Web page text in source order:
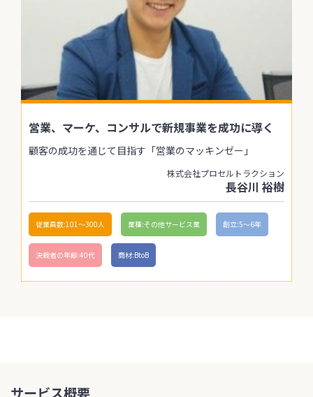
営業、マーケ、コンサルで新規事業を成功に導く
顧客の成功を通じて目指す「営業のマッキンゼー」
株式会社プロセルトラクション
長谷川 裕樹
従業員数:101〜300人 業種:その他サービス業 創立:5〜6年
決裁者の年齢:40代 商材:BtoB
サービス概要